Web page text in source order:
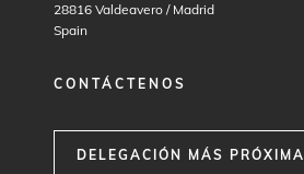
28816 Valdeavero / Madrid
Spain
CONTÁCTENOS
DELEGACIÓN MÁS PRÓXIMA